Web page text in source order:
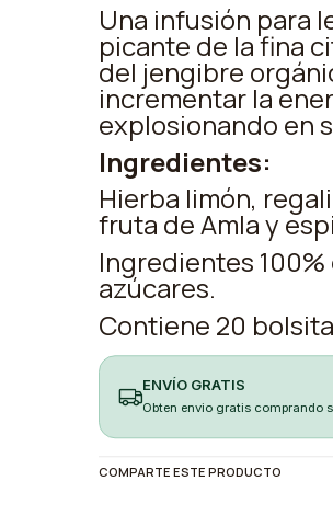
Una infusión para
picante de la fina
del jengibre
incrementar la
explosionando en
Ingredientes:
Hierba limón,
fruta de Amla y
Ingredientes
azúcares.
Contiene 20
ENVÍO GRATIS
Obten envio gratis comprando
COMPARTE ESTE PRODUCTO